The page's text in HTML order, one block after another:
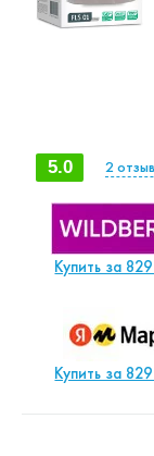
5.0 2
Купить за
Купить за